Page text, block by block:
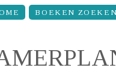
BOEKEN ZOEKEN